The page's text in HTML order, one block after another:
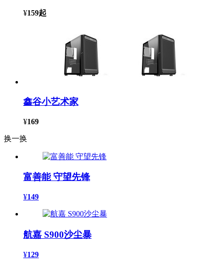
¥159起
鑫谷小艺术家
¥169
换一换
富善能 守望先锋
¥149
航嘉 S900沙尘暴
¥129